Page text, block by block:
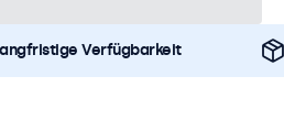
Verfügbarkeit